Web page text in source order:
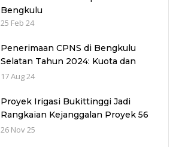
Bengkulu
25 Feb 24
Penerimaan CPNS di Bengkulu
Selatan Tahun 2024: Kuota dan
Jadwal Pendaftaran
17 Aug 24
Proyek Irigasi Bukittinggi Jadi
Rangkaian Kejanggalan Proyek 56
Miliar di Bawah Wilayah Balai
26 Nov 25